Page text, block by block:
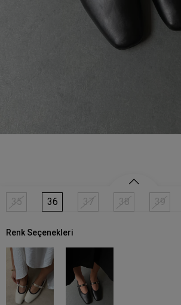
35 36 37 38 39
Renk Seçenekleri